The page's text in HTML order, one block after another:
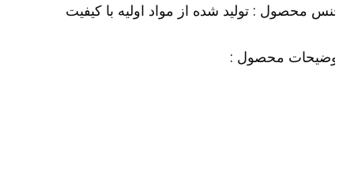
محصول : تولید شده از مواد اولیه با کیفیت
محصول :